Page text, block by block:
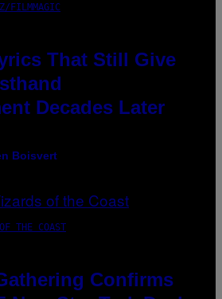
FILMMAGIC
That Still Give
Decades Later
Boisvert
THE COAST
Confirms